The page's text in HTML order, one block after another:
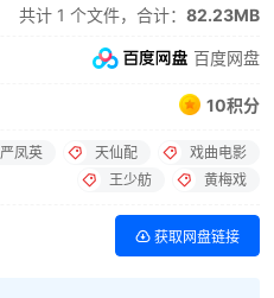
共计 1 个文件，合计： 82.23MB
百度网盘
10积分
严凤英 天仙配
戏曲电影
王少舫
黄梅戏
获取网盘链接